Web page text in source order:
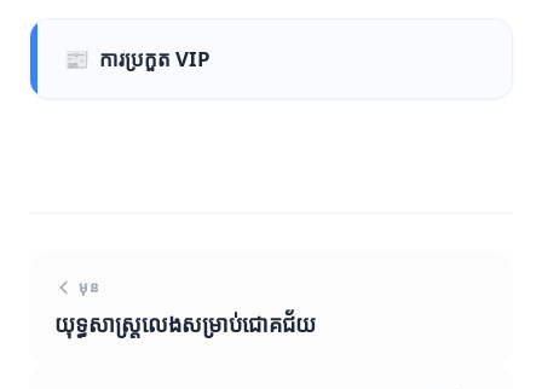
📰 ការប្រកួត VIP
មុន
យុទ្ធសាស្ត្រលេងសម្រាប់ជោគជ័យ